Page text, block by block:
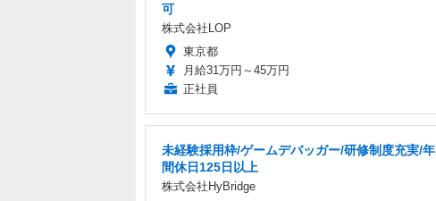
可
株式会社LOP
東京都
月給31万円～45万円
正社員
未経験採用枠/ゲームデバッガー/研修制度充実/年
間休日125日以上
株式会社HyBridge